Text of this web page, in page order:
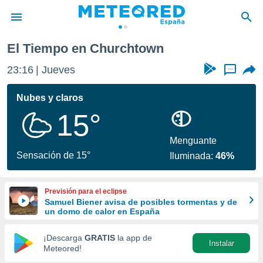
de
por
se
calidad.
a este
las
y
forma
digital
basada
El Tiempo en Churchtown
23:16 Jueves ...
Nubes y claros
15°
Sensación de 15°
Menguante
Iluminada:46%
Previsión para el eclipse
Samuel Biener avisa de posibles tormentas y de
un domo de calor en España
¡Descarga GRATIS la app de
Meteored!
Instalar